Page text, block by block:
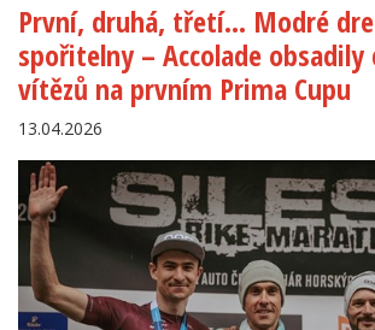
První, druhá, třetí… Modré
spořitelny – Accolade obsadily
vítězů na prvním Prima Cupu
13.04.2026